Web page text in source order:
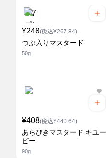
¥248(税込¥267.84)
つぶ入りマスタード
50g
¥408(税込¥440.64)
あらびきマスタード キユー
ピー
90g